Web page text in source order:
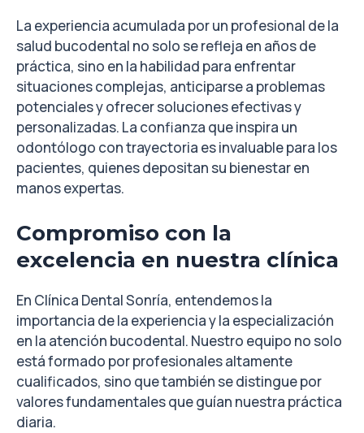
La experiencia acumulada por un profesional de la
salud bucodental no solo se refleja en años de
práctica, sino en la habilidad para enfrentar
situaciones complejas, anticiparse a problemas
potenciales y ofrecer soluciones efectivas y
personalizadas. La confianza que inspira un
odontólogo con trayectoria es invaluable para los
pacientes, quienes depositan su bienestar en
manos expertas.
Compromiso con la
excelencia en nuestra clínica
En Clínica Dental Sonría, entendemos la
importancia de la experiencia y la especialización
en la atención bucodental. Nuestro equipo no solo
está formado por profesionales altamente
cualificados, sino que también se distingue por
valores fundamentales que guían nuestra práctica
diaria.